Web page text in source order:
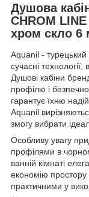
Душова
CHROM
хром скло 6
Aquanil -
сучасні
Душові кабіни
профілю і
гарантує їхню
Aquanil
змогу вибрати
Особливу увагу
профілями в
ванній кімнаті
економію простору
практичними у